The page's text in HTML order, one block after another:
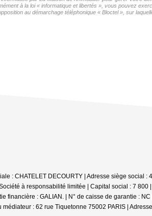
à la loi « informatique et libertés », vous pouvez
au démarchage téléphonique « Bloctel », sur
: CHATELET DECOURTY | Adresse siège social
à responsabilité limitée | Capital social : 7 800 |
financière : GALIAN. | N° de caisse de garantie :
: 62 rue Tiquetonne 75002 PARIS |